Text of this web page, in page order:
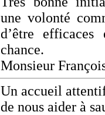
une volonté
d’être
chance.
Monsieur
Un accueil
de nous aider à